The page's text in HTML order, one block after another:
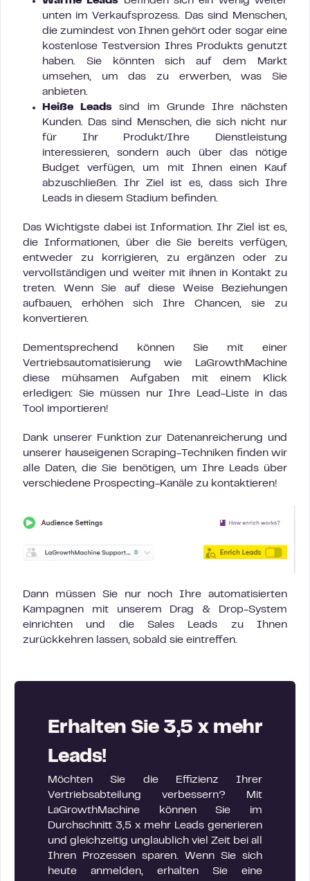
unten im Verkaufsprozess. Das sind Menschen,
die zumindest von Ihnen gehört oder sogar eine
kostenlose Testversion Ihres Produkts genutzt
haben. Sie könnten sich auf dem Markt
umsehen, um das zu erwerben, was Sie
anbieten.
Heiße Leads sind im Grunde Ihre nächsten
Kunden. Das sind Menschen, die sich nicht nur
für Ihr Produkt/Ihre Dienstleistung
interessieren, sondern auch über das nötige
Budget verfügen, um mit Ihnen einen Kauf
abzuschließen. Ihr Ziel ist es, dass sich Ihre
Leads in diesem Stadium befinden.
Das Wichtigste dabei ist Information. Ihr Ziel ist es,
die Informationen, über die Sie bereits verfügen,
entweder zu korrigieren, zu ergänzen oder zu
vervollständigen und weiter mit ihnen in Kontakt zu
treten. Wenn Sie auf diese Weise Beziehungen
aufbauen, erhöhen sich Ihre Chancen, sie zu
konvertieren.
Dementsprechend können Sie mit einer
Vertriebsautomatisierung wie LaGrowthMachine
diese mühsamen Aufgaben mit einem Klick
erledigen: Sie müssen nur Ihre Lead-Liste in das
Tool importieren!
Dank unserer Funktion zur Datenanreicherung und
unserer hauseigenen Scraping-Techniken finden wir
alle Daten, die Sie benötigen, um Ihre Leads über
verschiedene Prospecting-Kanäle zu kontaktieren!
Dann müssen Sie nur noch Ihre automatisierten
Kampagnen mit unserem Drag & Drop-System
einrichten und die Sales Leads zu Ihnen
zurückkehren lassen, sobald sie eintreffen.
Erhalten Sie 3,5 x mehr
Leads!
Möchten Sie die Effizienz Ihrer
Vertriebsabteilung verbessern? Mit
LaGrowthMachine können Sie im
Durchschnitt 3,5 x mehr Leads generieren
und gleichzeitig unglaublich viel Zeit bei all
Ihren Prozessen sparen. Wenn Sie sich
heute anmelden, erhalten Sie eine